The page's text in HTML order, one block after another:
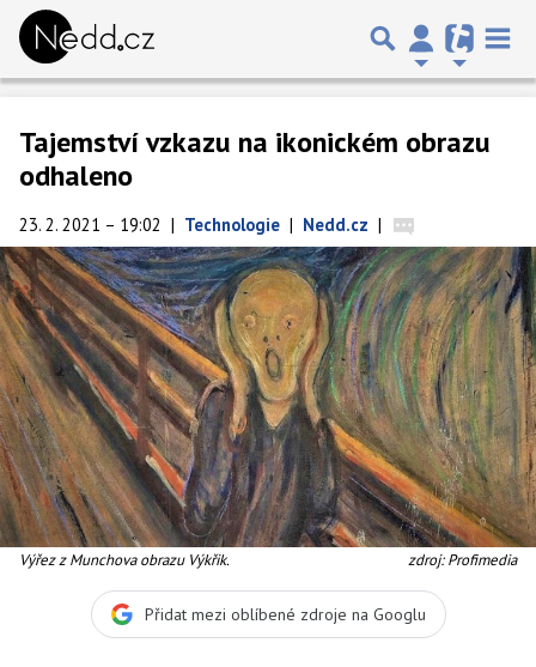
Tajemství vzkazu na ikonickém obrazu
odhaleno
23. 2. 2021 – 19:02 | Technologie | Nedd.cz |
Výřez z Munchova obrazu Výkřik. zdroj: Profimedia
Přidat mezi oblíbené zdroje na Googlu